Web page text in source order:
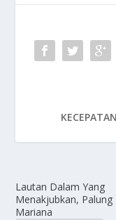
Lautan Dalam Yang
Menakjubkan, Palung
Mariana